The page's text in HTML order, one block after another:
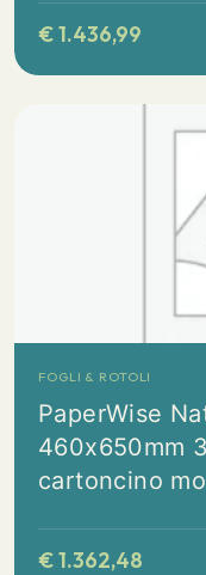
€1.436,99
FOGLI & ROTOLI
PaperWise
460x650mm
cartoncino
€1.362,48